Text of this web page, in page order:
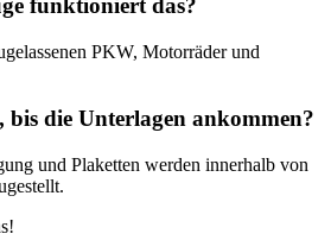
funktioniert das?
PKW, Motorräder und
bis die Unterlagen ankommen?
und Plaketten werden innerhalb von